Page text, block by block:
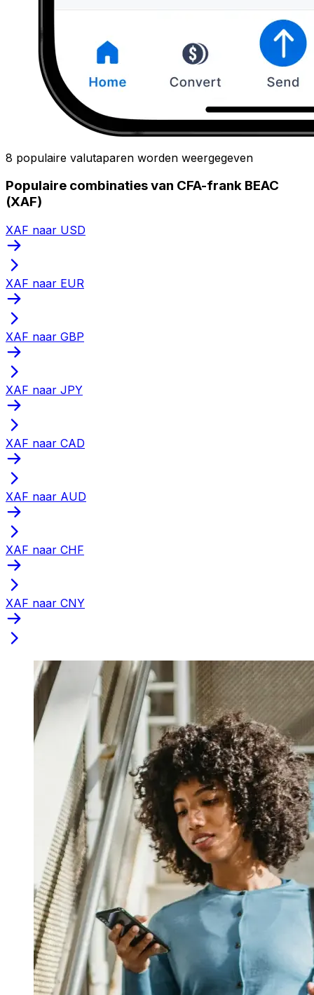
8 populaire valutaparen worden weergegeven
Populaire combinaties van CFA-frank BEAC
(XAF)
XAF naar USD
XAF naar EUR
XAF naar GBP
XAF naar JPY
XAF naar CAD
XAF naar AUD
XAF naar CHF
XAF naar CNY